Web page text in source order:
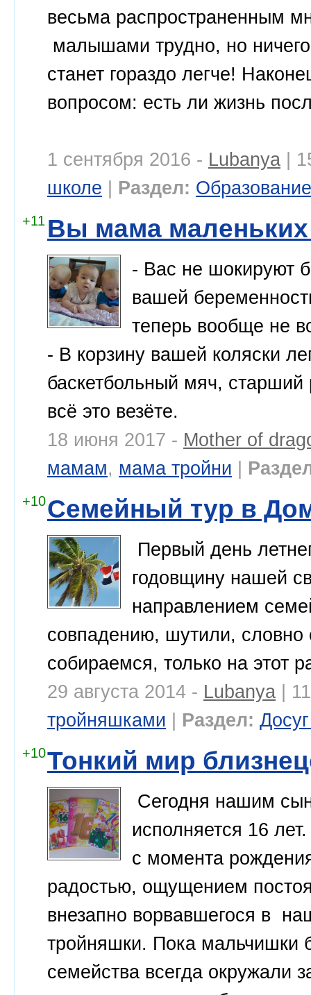
весьма распространенным
малышами трудно, но
станет гораздо легче!
вопросом: есть ли жизнь
1 сентября 2016 - Lubanya |
школе | Раздел: Образование
+11 Вы мама
- Вас не шокируют
вашей
теперь вообще не
- В корзину вашей коляски
баскетбольный мяч, старший
всё это везёте.
18 июня 2017 - Mother of
мамам, мама тройни |
+10Семейный тур в
Первый день
годовщину нашей
направлением
совпадению, шутили, словно
собираемся, только на этот
29 августа 2014 - Lubanya |
тройняшками | Раздел:
+10Тонкий мир
Сегодня нашим
исполняется 16
с момента
радостью, ощущением
внезапно ворвавшегося в
тройняшки. Пока мальчишки
семейства всегда окружали